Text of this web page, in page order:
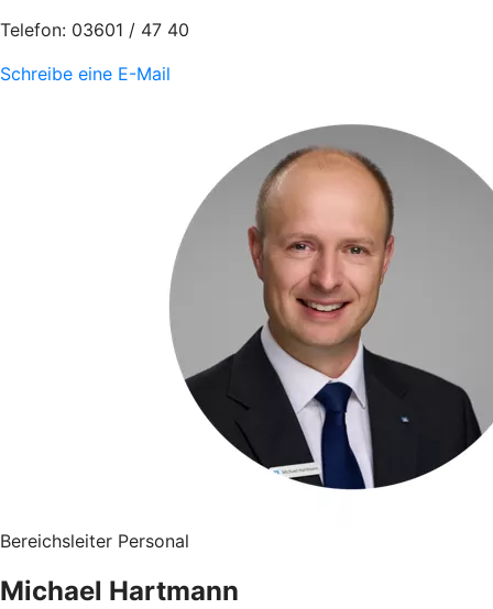
Telefon: 03601 / 47 40
Schreibe eine E-Mail
Bereichsleiter Personal
Michael Hartmann